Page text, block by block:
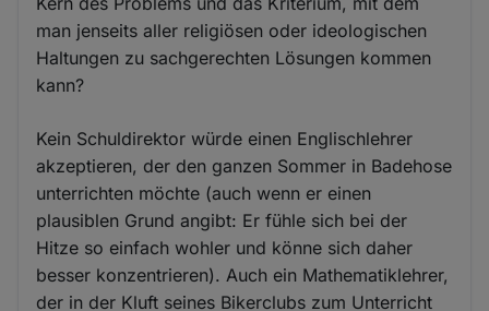
man jenseits aller religiösen oder ideologischen
Haltungen zu sachgerechten Lösungen kommen
kann?
Kein Schuldirektor würde einen Englischlehrer
akzeptieren, der den ganzen Sommer in Badehose
unterrichten möchte (auch wenn er einen
plausiblen Grund angibt: Er fühle sich bei der
Hitze so einfach wohler und könne sich daher
besser konzentrieren). Auch ein Mathematiklehrer,
der in der Kluft seines Bikerclubs zum Unterricht